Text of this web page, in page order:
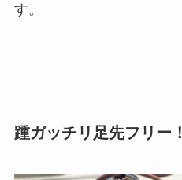
す。
踵ガッチリ足先フリー！